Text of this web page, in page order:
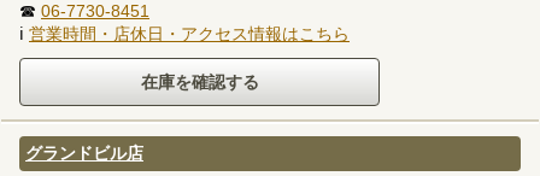
☎ 06-7730-8451
ℹ 営業時間・店休日・アクセス情報はこちら
グランドビル店